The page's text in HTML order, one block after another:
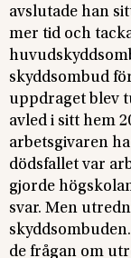
avslutade han
mer tid och
skyddsombud
uppdraget blev
avled i sitt hem
arbetsgivaren
dödsfallet var
gjorde
svar. Men
de frågan om